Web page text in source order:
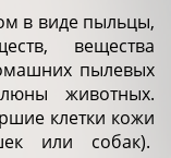
в виде пыльцы,
вещества
пылевых
животных.
клетки кожи
или собак).